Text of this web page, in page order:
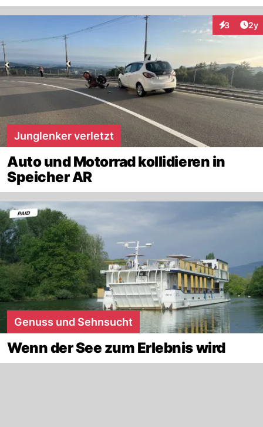
3 2y
Junglenker verletzt
Auto und Motorrad kollidieren in
Speicher AR
Genuss und Sehnsucht
Wenn der See zum Erlebnis wird